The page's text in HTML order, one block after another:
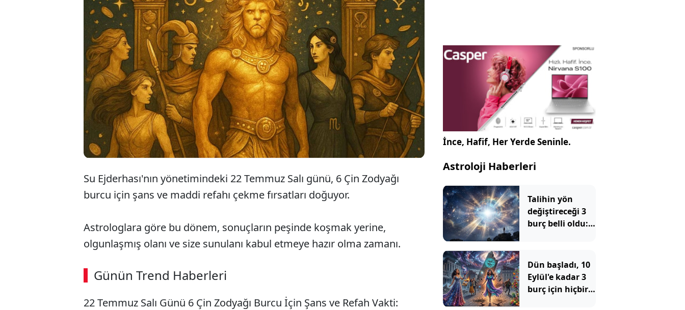
Yıldızların özel bir hizalama yakaladığı 22 Temmuz Salı günü, 6
Çin Zodyağı burcu için geçmiş emeklerin karşılığını getiren ve
"sizin olanı size sunan" güçlü bir enerji akışı başlıyor. İşte para
kapısını aralayacak olan 6 burç...
Su Ejderhası'nın yönetimindeki 22 Temmuz Salı günü, 6 Çin Zodyağı
burcu için şans ve maddi refahı çekme fırsatları doğuyor.
Astrologlara göre bu dönem, sonuçların peşinde koşmak yerine,
olgunlaşmış olanı ve size sunulanı kabul etmeye hazır olma zamanı.
Günün Trend Haberleri
22 Temmuz Salı Günü 6 Çin Zodyağı Burcu İçin Şans ve Refah Vakti:
İnce, Hafif, Her Yerde Seninle.
Astroloji Haberleri
Talihin yön
değiştireceği 3
burç belli oldu:
Dün başladı, 10
Eylül'e kadar 3
burç için hiçbir